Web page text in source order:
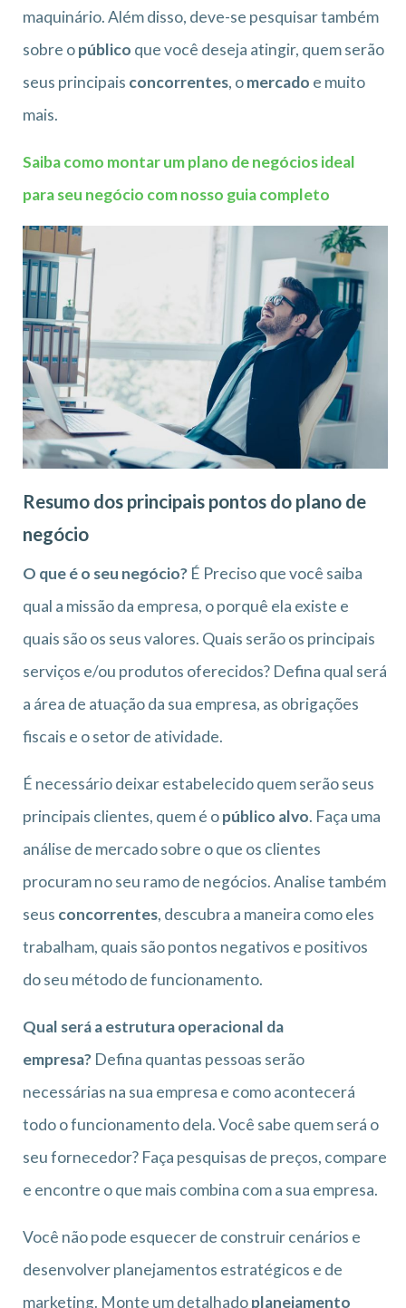
maquinário. Além disso, deve-se pesquisar também
sobre opúblico que você deseja atingir, quem serão
seus principais concorrentes, omercado e muito
mais.
Saiba como montar um plano de negócios ideal
para seu negócio com nosso guia completo
Resumo dos principais pontos do plano de
negócio
O que é o seu negócio? É Preciso que você saiba
qual a missão da empresa, o porquê ela existe e
quais são os seus valores. Quais serão os principais
serviços e/ou produtos oferecidos? Defina qual será
a área de atuação da sua empresa, as obrigações
fiscais e o setor de atividade.
É necessário deixar estabelecido quem serão seus
principais clientes, quem é opúblico alvo. Faça uma
análise de mercado sobre o que os clientes
procuram no seu ramo de negócios. Analise também
seus concorrentes, descubra a maneira como eles
trabalham, quais são pontos negativos e positivos
do seu método de funcionamento.
Qual será a estrutura operacional da
empresa? Defina quantas pessoas serão
necessárias na sua empresa e como acontecerá
todo o funcionamento dela. Você sabe quem será o
seu fornecedor? Faça pesquisas de preços, compare
e encontre o que mais combina com a sua empresa.
Você não pode esquecer de construir cenários e
desenvolver planejamentos estratégicos e de
marketing. Monte um detalhadoplanejamento